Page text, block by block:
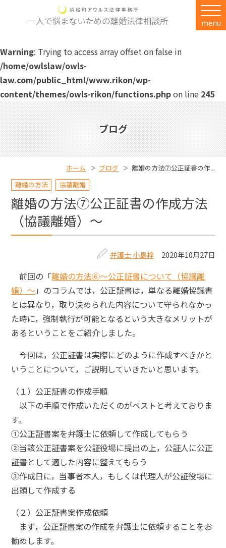
Warning: Trying to access array offset on false in
/home/owlslaw/owls-
law.com/public_html/www.rikon/wp-
content/themes/owls-rikon/functions.phpon line 245
menu
ブログ
ホーム ブログ
離婚の方法⑦公正証書の作...
離婚の方法
協議離婚
離婚の方法⑦公正証書の作成方法
（協議離婚）～
弁護士 小島梓 2020年10月27日
前回の「離婚の方法⑥～公正証書について（協議離
婚）～ 」のコラムでは，公正証書は，単なる離婚協議書
とは異なり，取り決められた内容について守られなかっ
た時に，強制執行が可能となるという大きなメリットが
あるということをご紹介しました。
今回は，公正証書は実際にどのように作成すべきかと
いうことについて，ご説明していきたいと思います。
（１）公正証書の作成手順
以下の手順で作成いただくのがベストと考えておりま
す。
①公正証書案を弁護士に依頼して作成してもらう
②当該公正証書案を公証役場に提出の上，公証人に公正
証書として適した内容に整えてもらう
③作成日に，当事者本人，もしくは代理人が公証役場に
出頭して作成する
（２）公正証書案作成依頼
まず，公正証書案の作成を弁護士に依頼することをお
勧めします。